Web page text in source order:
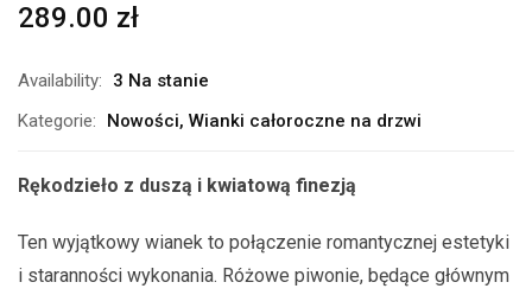
289.00 zł
Availability:
3 Na stanie
Kategorie:
Nowości, Wianki całoroczne na drzwi
Rękodzieło z duszą i kwiatową finezją
Ten wyjątkowy wianek to połączenie romantycznej estetyki
i staranności wykonania. Różowe piwonie, będące głównym